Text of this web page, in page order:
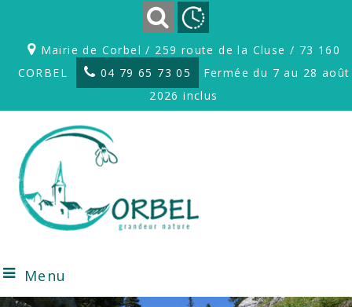
Mairie de Corbel / 259 route de la Cluse / 73 160
CORBEL
04 79 65 73 05
Fermée du 7 au 28 août
2026 inclus
Menu